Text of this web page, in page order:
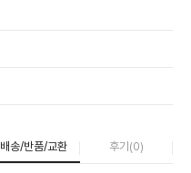
배송/반품/교환 후기(0)